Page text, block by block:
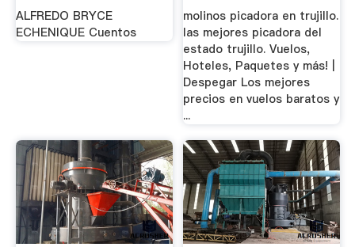
ALFREDO BRYCE
ECHENIQUE Cuentos
molinos picadora en trujillo.
las mejores picadora del
estado trujillo. Vuelos,
Hoteles, Paquetes y más! |
Despegar Los mejores
precios en vuelos baratos y
...